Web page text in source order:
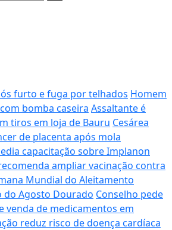
furto e fuga por telhados Homem
bomba caseira Assaltante é
tiros em loja de Bauru Cesárea
de placenta após mola
capacitação sobre Implanon
ampliar vacinação contra
Mundial do Aleitamento
do Agosto Dourado Conselho pede
venda de medicamentos em
reduz risco de doença cardíaca